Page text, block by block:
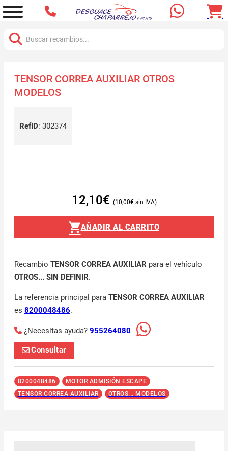
TENSOR CORREA AUXILIAR OTROS
MODELOS
RefID: 302374
12,10€ 10,00€
AÑADIR AL CARRITO
Recambio TENSOR CORREA AUXILIAR para el vehículo
OTROS... SIN DEFINIR.
La referencia principal para TENSOR CORREA AUXILIAR
es 8200048486.
¿Necesitas ayuda? 955264080
Consultar
8200048486
MOTOR ADMISIÓN ESCAPE
TENSOR CORREA AUXILIAR
OTROS... MODELOS